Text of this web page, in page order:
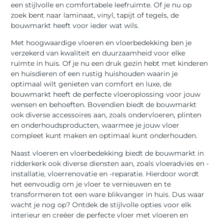
een stijlvolle en comfortabele leefruimte. Of je nu op
zoek bent naar laminaat, vinyl, tapijt of tegels, de
bouwmarkt heeft voor ieder wat wils.
Met hoogwaardige vloeren en vloerbedekking ben je
verzekerd van kwaliteit en duurzaamheid voor elke
ruimte in huis. Of je nu een druk gezin hebt met kinderen
en huisdieren of een rustig huishouden waarin je
optimaal wilt genieten van comfort en luxe, de
bouwmarkt heeft de perfecte vloeroplossing voor jouw
wensen en behoeften. Bovendien biedt de bouwmarkt
ook diverse accessoires aan, zoals ondervloeren, plinten
en onderhoudsproducten, waarmee je jouw vloer
compleet kunt maken en optimaal kunt onderhouden.
Naast vloeren en vloerbedekking biedt de bouwmarkt in
ridderkerk ook diverse diensten aan, zoals vloeradvies en -
installatie, vloerrenovatie en -reparatie. Hierdoor wordt
het eenvoudig om je vloer te vernieuwen en te
transformeren tot een ware blikvanger in huis. Dus waar
wacht je nog op? Ontdek de stijlvolle opties voor elk
interieur en creëer de perfecte vloer met vloeren en